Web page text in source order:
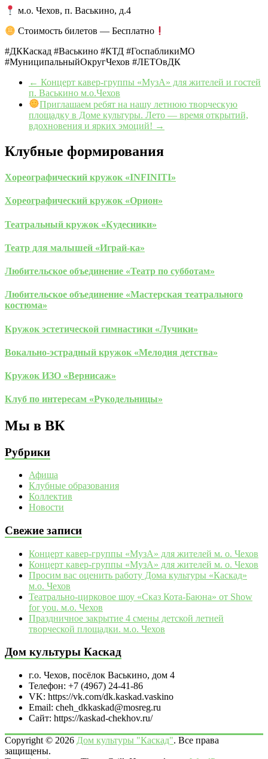
м.о. Чехов, п. Васькино, д.4
Стоимость билетов — Бесплатно
#ДККаскад #Васькино #КТД #ГоспабликиМО
#МуниципальныйОкругЧехов #ЛЕТОвДК
← Концерт кавер-группы «МузА» для жителей и гостей
п. Васькино м.о.Чехов
Приглашаем ребят на нашу летнюю творческую
площадку в Доме культуры. Лето — время открытий,
вдохновения и ярких эмоций! →
Клубные формирования
Хореографический кружок «INFINITI»
Хореографический кружок «Орион»
Театральный кружок «Кудесники»
Театр для малышей «Играй-ка»
Любительское объединение «Театр по субботам»
Любительское объединение «Мастерская театрального
костюма»
Кружок эстетической гимнастики «Лучики»
Вокально-эстрадный кружок «Мелодия детства»
Кружок ИЗО «Вернисаж»
Клуб по интересам «Рукодельницы»
Мы в ВК
Рубрики
Афиша
Клубные образования
Коллектив
Новости
Свежие записи
Концерт кавер-группы «МузА» для жителей м. о. Чехов
Концерт кавер-группы «МузА» для жителей м. о. Чехов
Просим вас оценить работу Дома культуры «Каскад»
м.о. Чехов
Театрально‑цирковое шоу «Сказ Кота‑Баюна» от Show
for you. м.о. Чехов
Праздничное закрытие 4 смены детской летней
творческой площадки. м.о. Чехов
Дом культуры Каскад
г.о. Чехов, посёлок Васькино, дом 4
Телефон: +7 (4967) 24-41-86
VK: https://vk.com/dk.kaskad.vaskino
Email: cheh_dkkaskad@mosreg.ru
Сайт: https://kaskad-chekhov.ru/
Copyright © 2026 Дом культуры "Каскад". Все права
защищены.